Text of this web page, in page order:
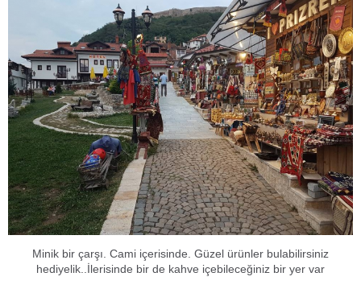
Minik bir çarşı. Cami içerisinde. Güzel ürünler bulabilirsiniz
hediyelik..İlerisinde bir de kahve içebileceğiniz bir yer var